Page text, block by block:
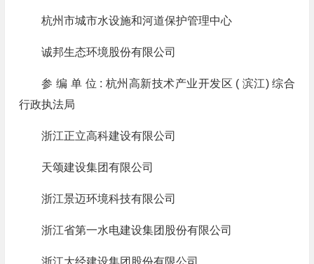
杭州市城市水设施和河道保护管理中心
诚邦生态环境股份有限公司
参 编 单 位 : 杭州高新技术产业开发区 ( 滨江) 综合
行政执法局
浙江正立高科建设有限公司
天颂建设集团有限公司
浙江景迈环境科技有限公司
浙江省第一水电建设集团股份有限公司
浙江大经建设集团股份有限公司